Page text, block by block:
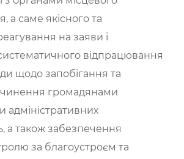
а саме якісного та
на заяви і
відпрацювання
щодо запобігання та
громадянами
адміністративних
а також забезпечення
за благоустроєм та